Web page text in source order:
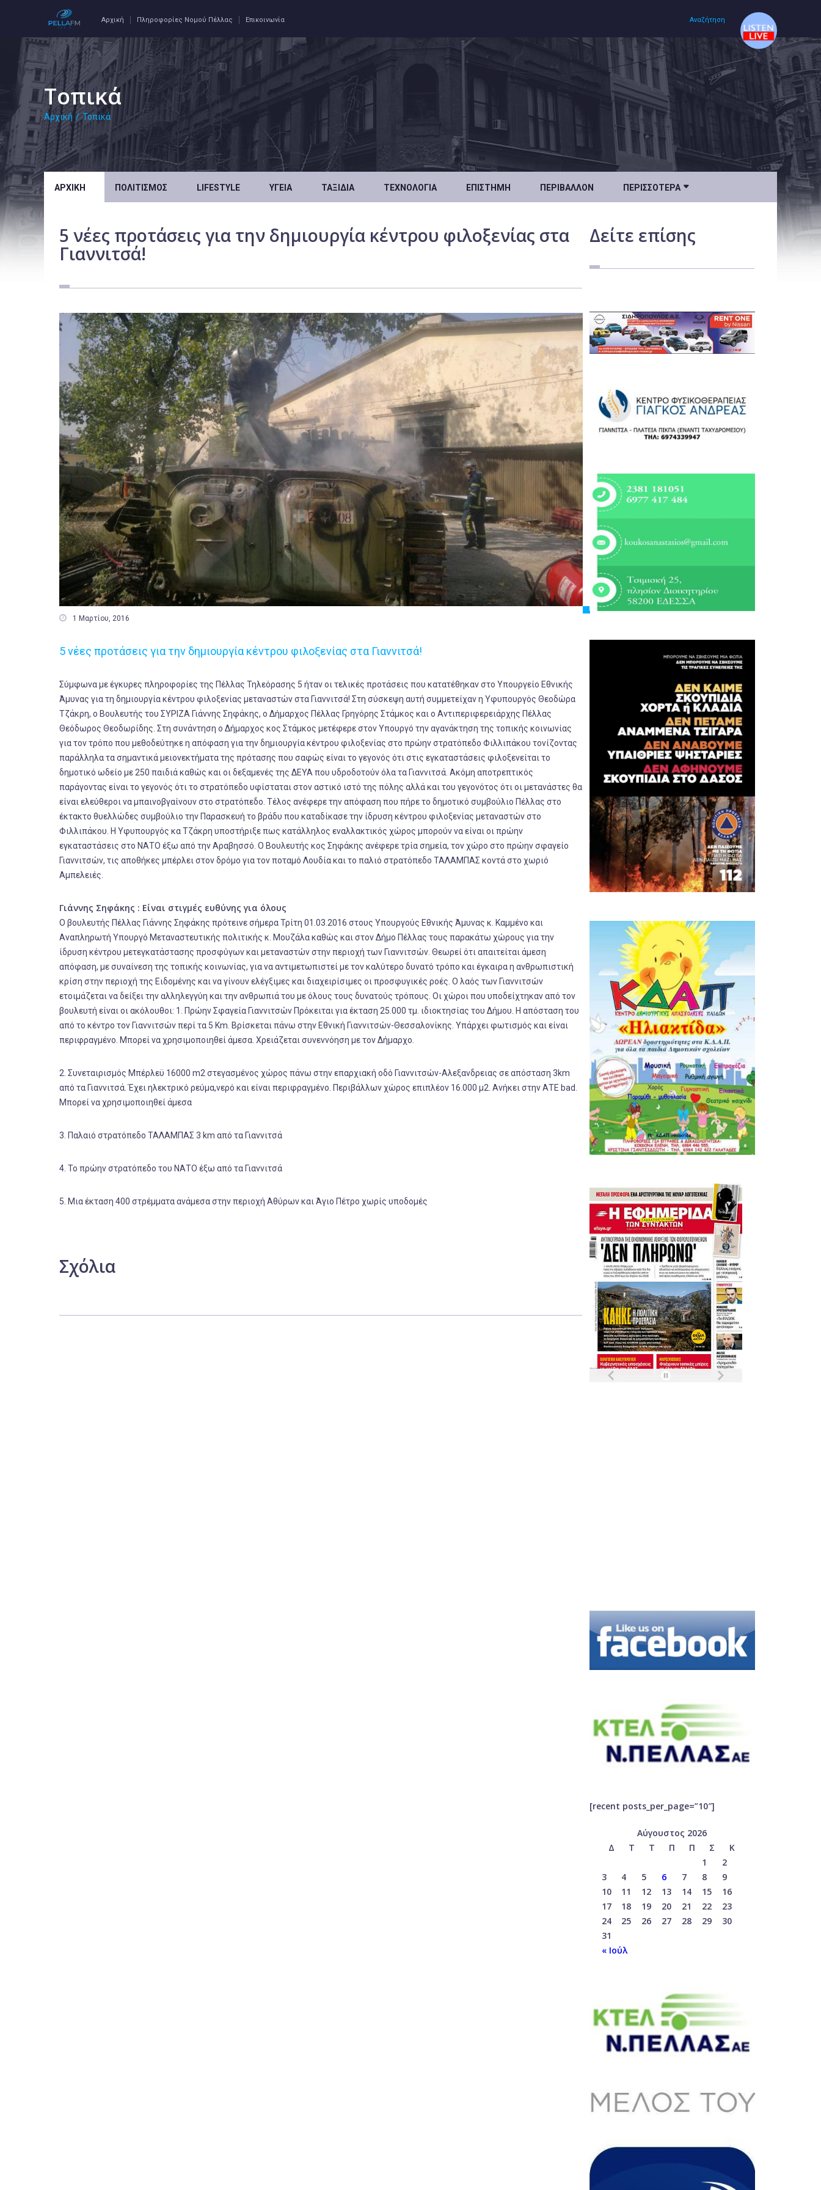
Αρχική Πληροφορίες Νομού Πέλλας Επικοινωνία Αναζήτηση
Τοπικά
Αρχική / Τοπικά
ΑΡΧΙΚΉ ΠΟΛΙΤΙΣΜΌΣ LIFESTYLE ΥΓΕΊΑ ΤΑΞΊΔΙΑ ΤΕΧΝΟΛΟΓΊΑ ΕΠΙΣΤΉΜΗ ΠΕΡΙΒΆΛΛΟΝ ΠΕΡΙΣΣΌΤΕΡΑ 
5 νέες προτάσεις για την δημιουργία κέντρου φιλοξενίας στα
Γιαννιτσά!
 1 Μαρτίου, 2016
5 νέες προτάσεις για την δημιουργία κέντρου φιλοξενίας στα Γιαννιτσά!
Σύμφωνα με έγκυρες πληροφορίες της Πέλλας Τηλεόρασης 5 ήταν οι τελικές προτάσεις που κατατέθηκαν στο Υπουργείο Εθνικής
Άμυνας για τη δημιουργία κέντρου φιλοξενίας μεταναστών στα Γιαννιτσά! Στη σύσκεψη αυτή συμμετείχαν η Υφυπουργός Θεοδώρα
Τζάκρη, ο Βουλευτής του ΣΥΡΙΖΑ Γιάννης Σηφάκης, ο Δήμαρχος Πέλλας Γρηγόρης Στάμκος και ο Αντιπεριφερειάρχης Πέλλας
Θεόδωρος Θεοδωρίδης. Στη συνάντηση ο Δήμαρχος κος Στάμκος μετέφερε στον Υπουργό την αγανάκτηση της τοπικής κοινωνίας
για τον τρόπο που μεθοδεύτηκε η απόφαση για την δημιουργία κέντρου φιλοξενίας στο πρώην στρατόπεδο Φιλλιπάκου τονίζοντας
παράλληλα τα σημαντικά μειονεκτήματα της πρότασης που σαφώς είναι το γεγονός ότι στις εγκαταστάσεις φιλοξενείται το
δημοτικό ωδείο με 250 παιδιά καθώς και οι δεξαμενές της ΔΕΥΑ που υδροδοτούν όλα τα Γιαννιτσά. Ακόμη αποτρεπτικός
παράγοντας είναι το γεγονός ότι το στρατόπεδο υφίσταται στον αστικό ιστό της πόλης αλλά και του γεγονότος ότι οι μετανάστες θα
είναι ελεύθεροι να μπαινοβγαίνουν στο στρατόπεδο. Τέλος ανέφερε την απόφαση που πήρε το δημοτικό συμβούλιο Πέλλας στο
έκτακτο θυελλώδες συμβούλιο την Παρασκευή το βράδυ που καταδίκασε την ίδρυση κέντρου φιλοξενίας μεταναστών στο
Φιλλιπάκου. Η Υφυπουργός κα Τζάκρη υποστήριξε πως κατάλληλος εναλλακτικός χώρος μπορούν να είναι οι πρώην
εγκαταστάσεις στο ΝΑΤΟ έξω από την Αραβησσό. Ο Βουλευτής κος Σηφάκης ανέφερε τρία σημεία, τον χώρο στο πρώην σφαγείο
Γιαννιτσών, τις αποθήκες μπέρλει στον δρόμο για τον ποταμό Λουδία και το παλιό στρατόπεδο ΤΑΛΑΜΠΑΣ κοντά στο χωριό
Αμπελειές.
Γιάννης Σηφάκης : Είναι στιγμές ευθύνης για όλους
Ο βουλευτής Πέλλας Γιάννης Σηφάκης πρότεινε σήμερα Τρίτη 01.03.2016 στους Υπουργούς Εθνικής Άμυνας κ. Καμμένο και
Αναπληρωτή Υπουργό Μεταναστευτικής πολιτικής κ. Μουζάλα καθώς και στον Δήμο Πέλλας τους παρακάτω χώρους για την
ίδρυση κέντρου μετεγκατάστασης προσφύγων και μεταναστών στην περιοχή των Γιαννιτσών. Θεωρεί ότι απαιτείται άμεση
απόφαση, με συναίνεση της τοπικής κοινωνίας, για να αντιμετωπιστεί με τον καλύτερο δυνατό τρόπο και έγκαιρα η ανθρωπιστική
κρίση στην περιοχή της Ειδομένης και να γίνουν ελέγξιμες και διαχειρίσιμες οι προσφυγικές ροές. Ο λαός των Γιαννιτσών
ετοιμάζεται να δείξει την αλληλεγγύη και την ανθρωπιά του με όλους τους δυνατούς τρόπους. Οι χώροι που υποδείχτηκαν από τον
βουλευτή είναι οι ακόλουθοι: 1. Πρώην Σφαγεία Γιαννιτσών Πρόκειται για έκταση 25.000 τμ. ιδιοκτησίας του Δήμου. Η απόσταση του
από το κέντρο τον Γιαννιτσών περί τα 5 Κm. Βρίσκεται πάνω στην Εθνική Γιαννιτσών-Θεσσαλονίκης. Υπάρχει φωτισμός και είναι
περιφραγμένο. Μπορεί να χρησιμοποιηθεί άμεσα. Χρειάζεται συνεννόηση με τον Δήμαρχο.
2. Συνεταιρισμός Μπέρλεϋ 16000 m2 στεγασμένος χώρος πάνω στην επαρχιακή οδό Γιαννιτσών-Αλεξανδρειας σε απόσταση 3km
από τα Γιαννιτσά. Έχει ηλεκτρικό ρεύμα,νερό και είναι περιφραγμένο. Περιβάλλων χώρος επιπλέον 16.000 μ2. Ανήκει στην ΑΤΕ bad.
Μπορεί να χρησιμοποιηθεί άμεσα
3. Παλαιό στρατόπεδο ΤΑΛΑΜΠΑΣ 3 km από τα Γιαννιτσά
4. Το πρώην στρατόπεδο του ΝΑΤΟ έξω από τα Γιαννιτσά
5. Μια έκταση 400 στρέμματα ανάμεσα στην περιοχή Αθύρων και Άγιο Πέτρο χωρίς υποδομές
Σχόλια
Δείτε επίσης
[recent posts_per_page=”10″]
Αύγουστος 2026
Δ
Τ Τ Π Π Σ
Κ
1
2
3
4 5 6 7 8
9
10
11 12 13 14 15
16
17
18 19 20 21 22
23
24
25 26 27 28 29
30
31
« Ιούλ
Αρχική
Πολιτισμός
Υγεία
Ταξίδια
Επιστήμη
Περιβάλλον
Κόσμος
Τοπικά
Πολιτική
Αθλητικά